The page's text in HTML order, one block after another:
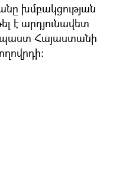
խմբակցության
է արդյունավետ
Հայաստանի